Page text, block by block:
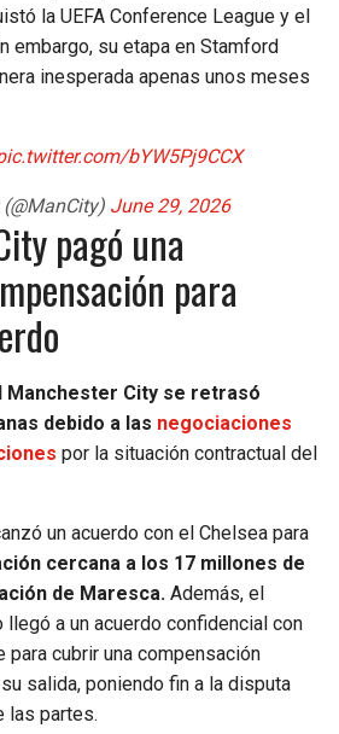
la UEFA Conference League y el
embargo, su etapa en Stamford
inesperada apenas unos meses
bYW5Pj9CCX
June 29, 2026
pagó una
para
Manchester City se retrasó
debido a las negociaciones
por la situación contractual del
un acuerdo con el Chelsea para
cercana a los 17 millones de
de Maresca. Además, el
a un acuerdo confidencial con
para cubrir una compensación
salida, poniendo fin a la disputa
las partes.